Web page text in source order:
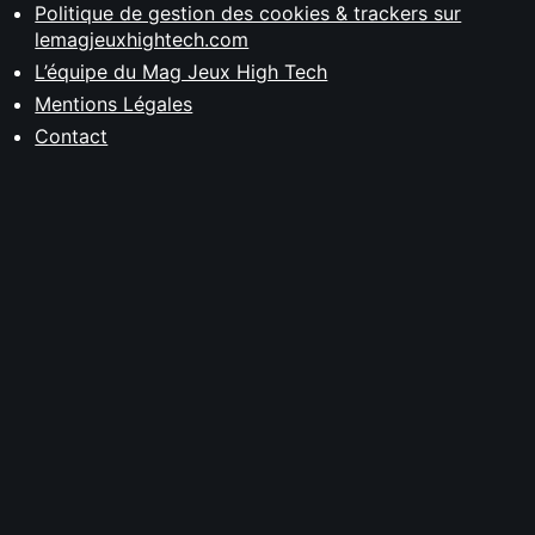
Politique de gestion des cookies & trackers sur
lemagjeuxhightech.com
L’équipe du Mag Jeux High Tech
Mentions Légales
Contact